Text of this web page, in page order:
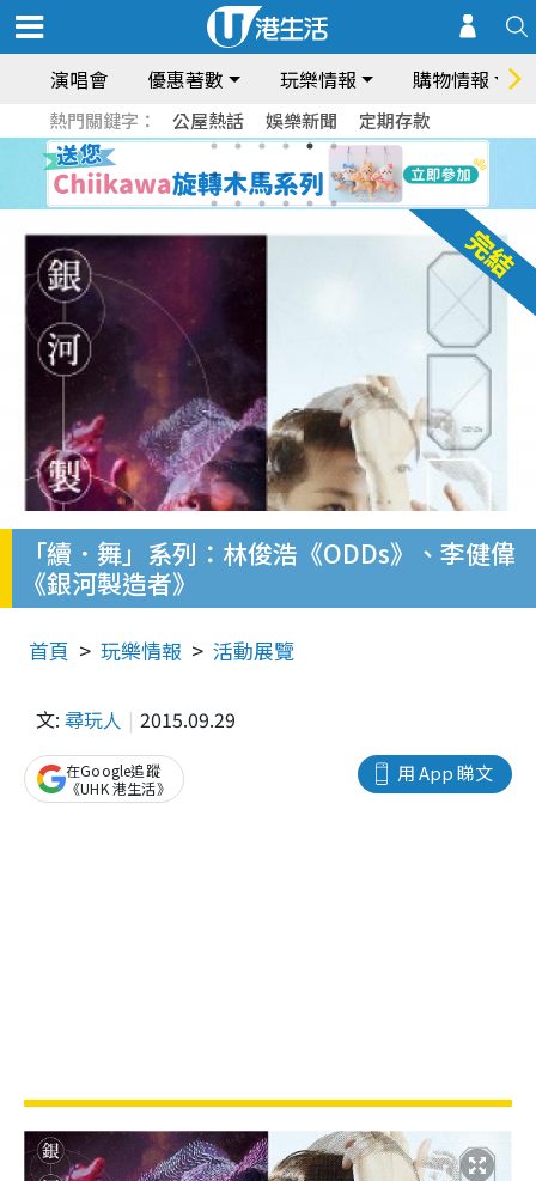
演唱會 優惠著數 玩樂情報 購物情報
熱門關鍵字： 公屋熱話 娛樂新聞 定期存款
「續．舞」系列：林俊浩《ODDs》、李健偉
《銀河製造者》
首頁 玩樂情報 活動展覽
文: 尋玩人 2015.09.29
用 App 睇文
在Google追蹤
《UHK 港生活》